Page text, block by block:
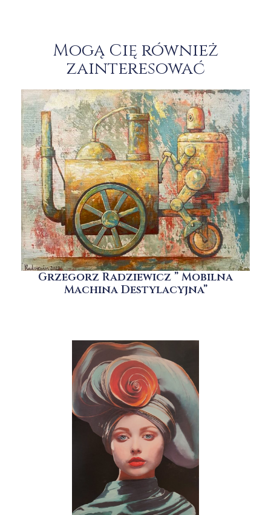
Mogą Cię również
zainteresować
Grzegorz Radziewicz ” Mobilna
Machina Destylacyjna”